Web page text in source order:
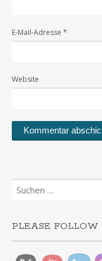
E-Mail-Adresse *
Website
Suchen
nach:
PLEASE FOLLOW